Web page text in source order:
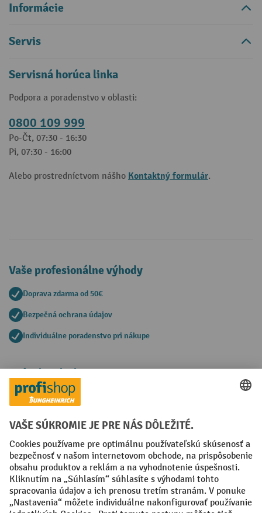
Informácie
Servis
Servisná horúca linka
Podpora a poradenstvo v oblasti:
0800 109 999
Po-Čt, 07:30 - 16:30
Pi, 07:30 - 16:00
Alebo prostredníctvom nášho Kontaktný formulár.
Vaše profesionálne výhody
Doprava zdarma od 50€
Bezpečná ochrana údajov
Individuálne poradenstvo pri nákupe
Spôsoby platby
Creditcard (Master)Creditcard (Visa)
Faktúra Predplatba
Sociálne siete
Facebook
YouTube
LinkedIn